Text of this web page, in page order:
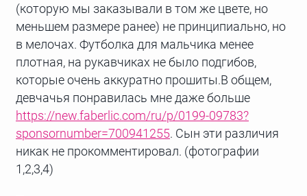
(которую мы заказывали в том же цвете, но
меньшем размере ранее) не принципиально, но
в мелочах. Футболка для мальчика менее
плотная, на рукавчиках не было подгибов,
которые очень аккуратно прошиты.В общем,
девчачья понравилась мне даже больше
https://new.faberlic.com/ru/p/0199-09783?
sponsornumber=700941255. Сын эти различия
никак не прокомментировал. (фотографии
1,2,3,4)